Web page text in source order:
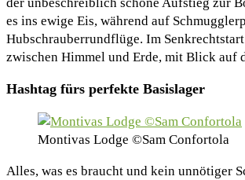
der unbeschreiblich schöne Aufstieg zur
es ins ewige Eis, während auf
Hubschrauberrundflüge. Im
zwischen Himmel und Erde, mit Blick
Hashtag fürs perfekte Basislager
Montivas Lodge ©Sam Confortola
Alles, was es braucht und kein unnötiger